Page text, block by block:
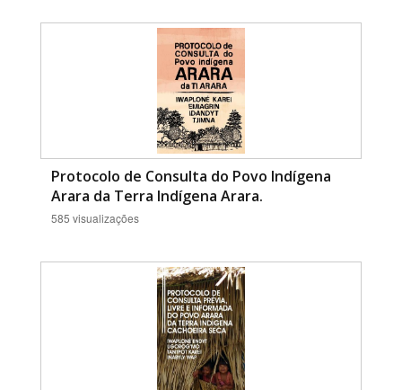
Protocolo de Consulta do Povo Indígena
Arara da Terra Indígena Arara.
585 visualizações